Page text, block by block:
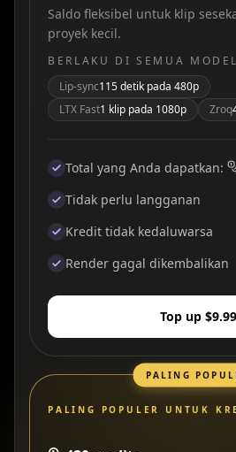
Saldo fleksibel untuk klip
proyek kecil.
BERLAKU DI SEMUA MODEL
Lip-sync115 detik pada 480p
LTX Fast1 klip pada 1080p Zroq
Total yang Anda dapatkan:
Tidak perlu langganan
Kredit tidak kedaluwarsa
Render gagal dikembalikan
Top up $9.99
PALING
PALING POPULER UNTUK